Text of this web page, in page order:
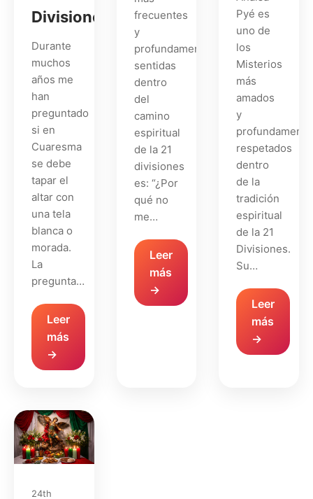
Divisiones
Durante
muchos
años me
han
preguntado
si en
Cuaresma
se debe
tapar el
altar con
una tela
blanca o
morada.
La
pregunta…
Leer
más
→
frecuentes
y
profundamente
sentidas
dentro
del
camino
espiritual
de la 21
divisiones
es: “¿Por
qué no
me…
Leer
más
→
Pyé es
uno de
los
Misterios
más
amados
y
profundamente
respetados
dentro
de la
tradición
espiritual
de la 21
Divisiones.
Su…
Leer
más
→
24th